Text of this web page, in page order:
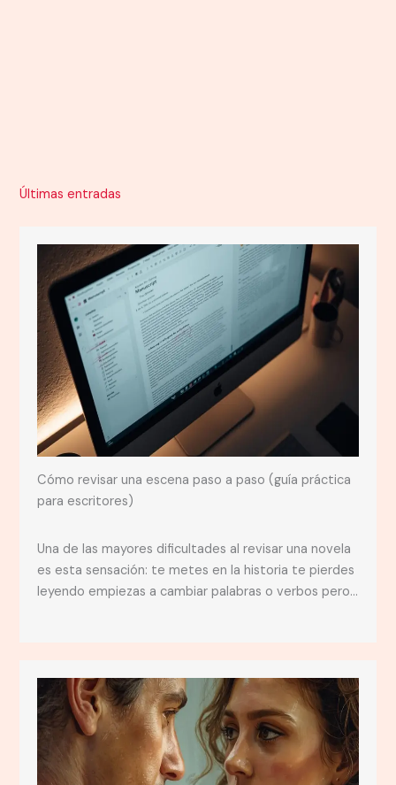
Últimas entradas
Cómo revisar una escena paso a paso (guía práctica
para escritores)
Una de las mayores dificultades al revisar una novela
es esta sensación: te metes en la historia te pierdes
leyendo empiezas a cambiar palabras o verbos pero…